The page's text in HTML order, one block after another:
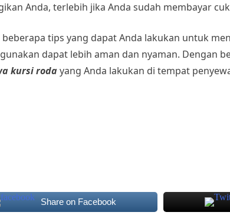
Anda, terlebih jika Anda sudah membayar
tips yang dapat Anda lakukan untuk
dapat lebih aman dan nyaman. Dengan
kursi rodayang Anda lakukan di tempat
Share on Facebook